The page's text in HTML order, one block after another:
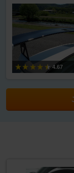
4.67